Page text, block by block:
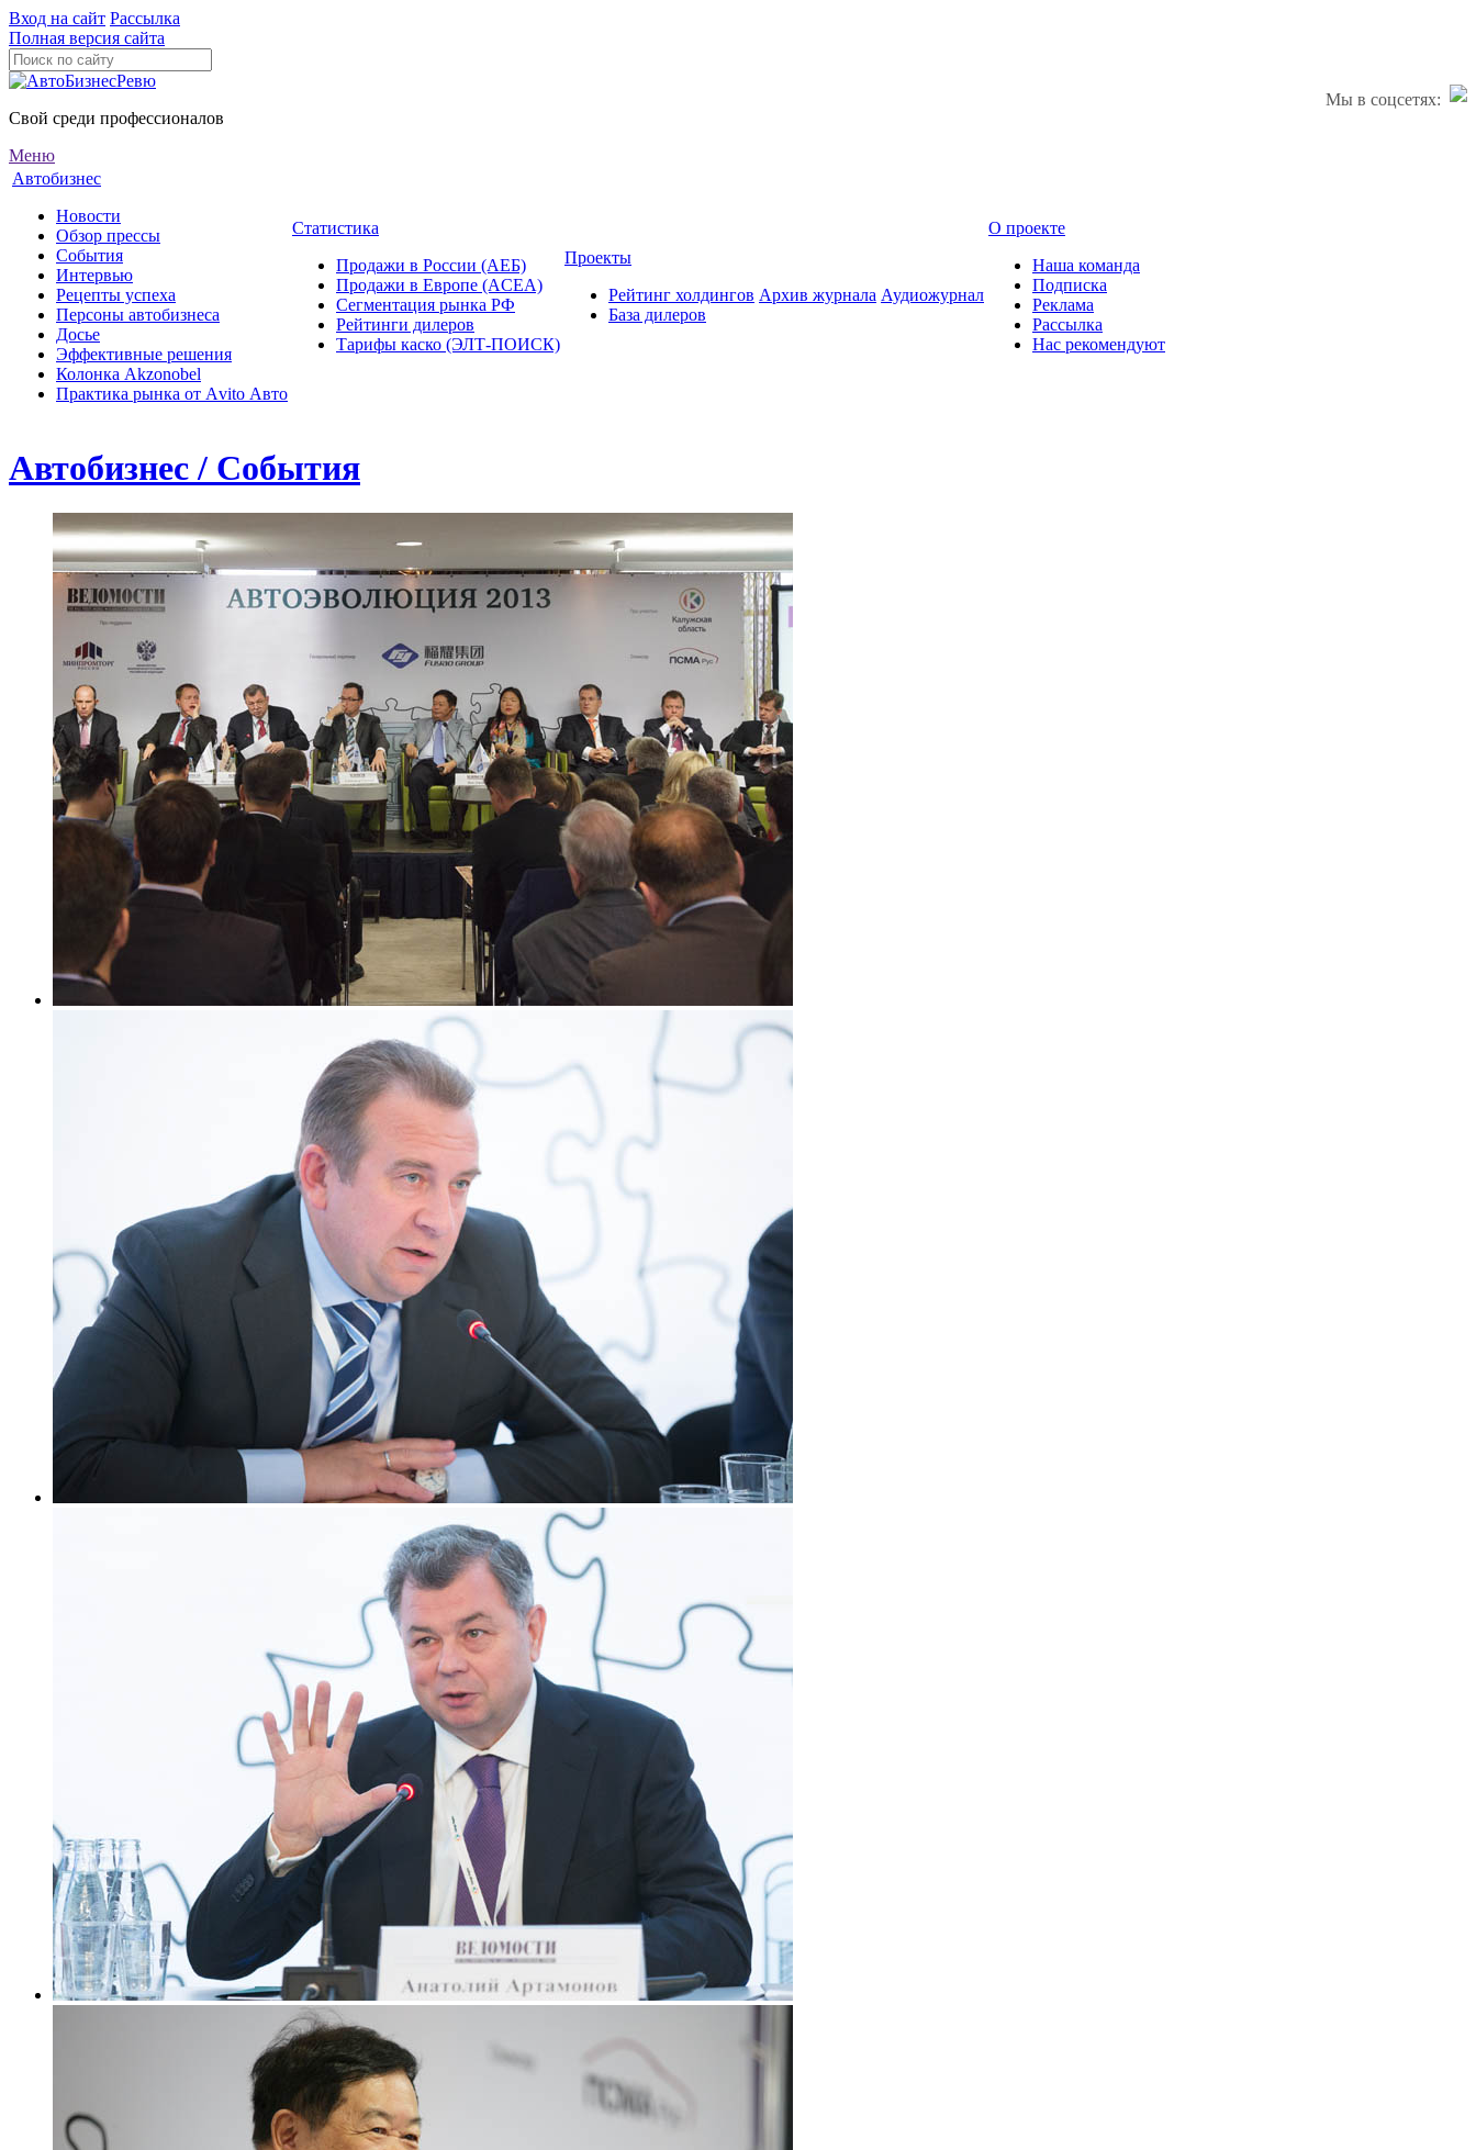
Вход на сайт Рассылка
Полная версия сайта
Мы в соцсетях:
Свой среди профессионалов
Меню
Автобизнес
Новости
Обзор прессы
События
Интервью
Рецепты успеха
Персоны автобизнеса
Досье
Эффективные решения
Колонка Akzonobel
Практика рынка от Аvito Авто
Статистика
Продажи в России (АЕБ)
Продажи в Европе (ACEA)
Сегментация рынка РФ
Рейтинги дилеров
Тарифы каско (ЭЛТ-ПОИСК)
Проекты
Рейтинг холдингов
База дилеров
Архив журнала Аудиожурнал
О проекте
Наша команда
Подписка
Реклама
Рассылка
Нас рекомендуют
Автобизнес / События